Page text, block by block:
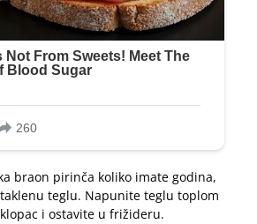
braon pirinča koliko imate godina,
teglu. Napunite teglu toplom
i ostavite u frižideru.